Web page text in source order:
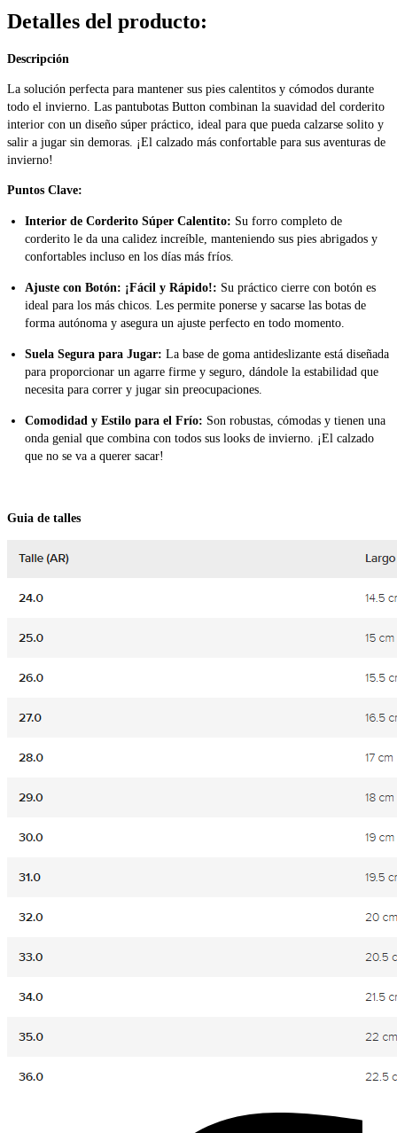
Detalles del producto:
Descripción
La solución perfecta para mantener sus pies calentitos y cómodos durante
todo el invierno. Las pantubotas Button combinan la suavidad del corderito
interior con un diseño súper práctico, ideal para que pueda calzarse solito y
salir a jugar sin demoras. ¡El calzado más confortable para sus aventuras de
invierno!
Puntos Clave:
Interior de Corderito Súper Calentito: Su forro completo de
corderito le da una calidez increíble, manteniendo sus pies abrigados y
confortables incluso en los días más fríos.
Ajuste con Botón: ¡Fácil y Rápido!: Su práctico cierre con botón es
ideal para los más chicos. Les permite ponerse y sacarse las botas de
forma autónoma y asegura un ajuste perfecto en todo momento.
Suela Segura para Jugar: La base de goma antideslizante está diseñada
para proporcionar un agarre firme y seguro, dándole la estabilidad que
necesita para correr y jugar sin preocupaciones.
Comodidad y Estilo para el Frío: Son robustas, cómodas y tienen una
onda genial que combina con todos sus looks de invierno. ¡El calzado
que no se va a querer sacar!
Guia de talles